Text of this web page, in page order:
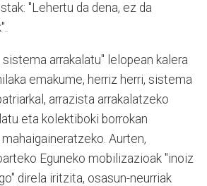
"Lehertu da dena, ez da
sistema arrakalatu" lelopean kalera
emakume, herriz herri, sistema
arrazista arrakalatzeko
eta kolektiboki borrokan
Aurten,
Eguneko mobilizazioak "inoiz
direla iritzita, osasun-neurriak